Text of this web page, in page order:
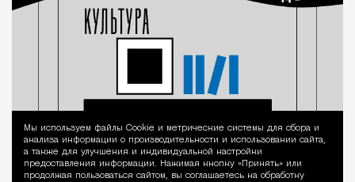
Уведомление
Мы используем файлы Сookie и метрические системы для сбора и
анализа информации о производительности и использовании сайта,
а также для улучшения и индивидуальной настройки
предоставления информации. Нажимая кнопку «Принять» или
продолжая пользоваться сайтом, вы соглашаетесь на обработку